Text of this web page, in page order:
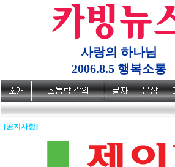
사랑의 하나님
2006.8.5 행복소통
[공지사항]